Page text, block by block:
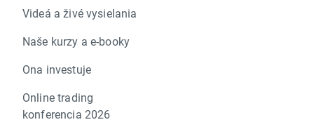
Videá a živé vysielania
Naše kurzy a e-booky
Ona investuje
Online trading
konferencia 2026